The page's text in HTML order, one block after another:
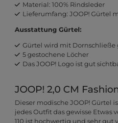
Material: 100% Rindsleder
Lieferumfang: JOOP! Gürtel
Ausstattung Gürtel:
Gürtel wird mit Dornschließe
5 gestochene Löcher
Das JOOP! Logo ist gut
JOOP! 2,0 CM
Dieser modische JOOP! Gürtel
jedes Outfit das gewisse Etwas
110 ist hochwertig und sehr